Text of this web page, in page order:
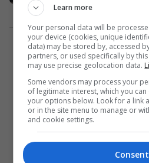
e fundit të
Premier League
1
Learn more
Your personal data will be
your device (cookies, unique
data) may be stored by, accessed
partners, or used specifically by
may use precise geolocation data.
Some vendors may process your
of legitimate interest, which you
your options below. Look for a link
or in the site menu to manage or
and cookie settings.
Consent